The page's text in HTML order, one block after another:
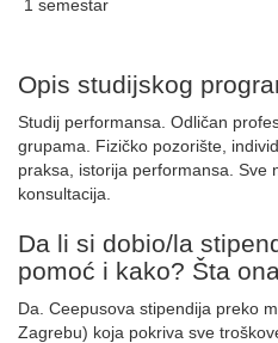
1 semestar
Opis studijskog
Studij performansa. Odličan
grupama. Fizičko pozorište,
praksa, istorija performansa. Sve
konsultacija.
Da li si dobio/la
pomoć i kako? Šta
Da. Ceepusova stipendija preko
Zagrebu) koja pokriva sve